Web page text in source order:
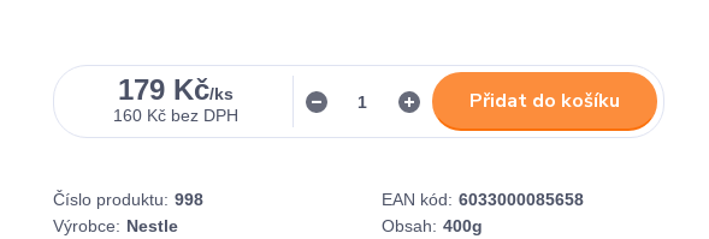
179 Kč/ks
160 Kč bez DPH
Přidat do košíku
Číslo produktu: 998 EAN kód: 6033000085658
Výrobce: Nestle Obsah: 400g